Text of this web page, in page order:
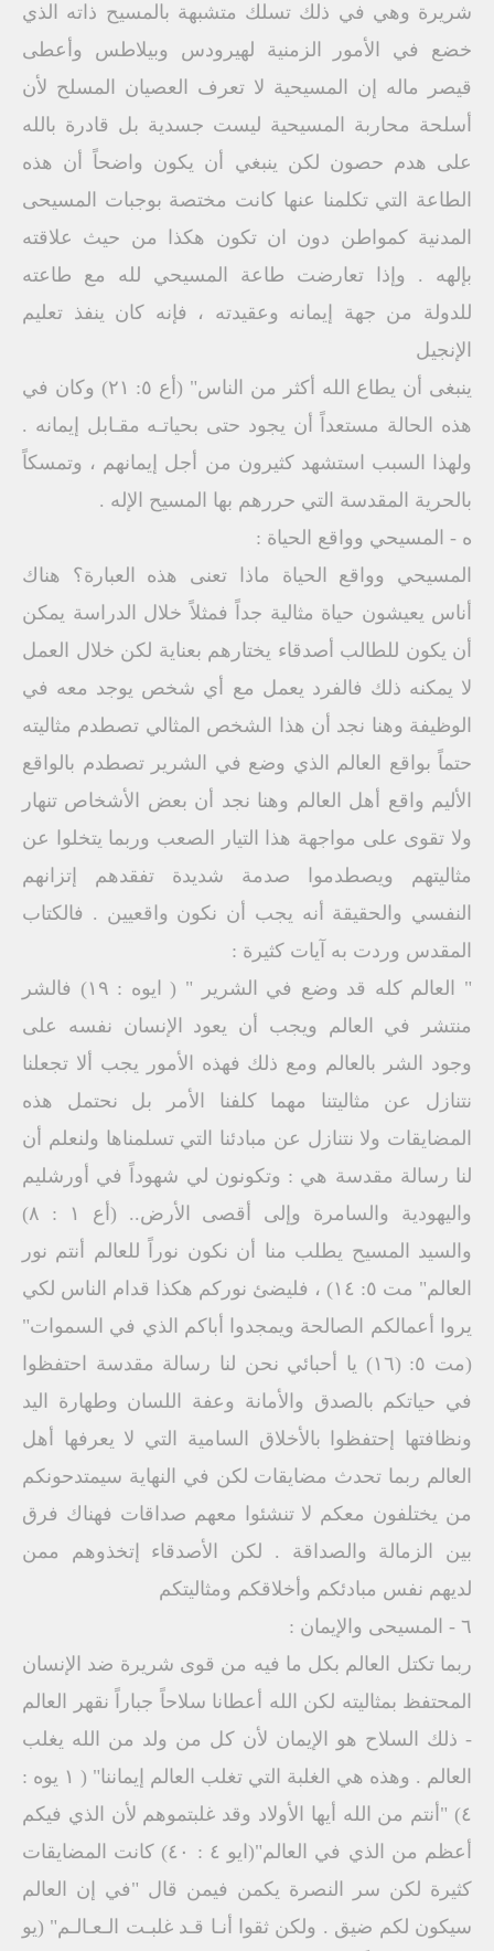
شريرة وهي في ذلك تسلك متشبهة بالمسيح ذاته الذي
خضع في الأمور الزمنية لهيرودس وبيلاطس وأعطى
قيصر ماله إن المسيحية لا تعرف العصيان المسلح لأن
أسلحة محاربة المسيحية ليست جسدية بل قادرة بالله
على هدم حصون لكن ينبغي أن يكون واضحاً أن هذه
الطاعة التي تكلمنا عنها كانت مختصة بوجبات المسيحى
المدنية كمواطن دون ان تكون هكذا من حيث علاقته
بإلهه . وإذا تعارضت طاعة المسيحي لله مع طاعته
للدولة من جهة إيمانه وعقيدته ، فإنه كان ينفذ تعليم
الإنجيل
ينبغى أن يطاع الله أكثر من الناس" (أع ٥: ٢١) وكان في
هذه الحالة مستعداً أن يجود حتى بحياتـه مقـابل إيمانه .
ولهذا السبب استشهد كثيرون من أجل إيمانهم ، وتمسكاً
بالحرية المقدسة التي حررهم بها المسيح الإله .
ه - المسيحي وواقع الحياة :
المسيحي وواقع الحياة ماذا تعنى هذه العبارة؟ هناك
أناس يعيشون حياة مثالية جداً فمثلاً خلال الدراسة يمكن
أن يكون للطالب أصدقاء يختارهم بعناية لكن خلال العمل
لا يمكنه ذلك فالفرد يعمل مع أي شخص يوجد معه في
الوظيفة وهنا نجد أن هذا الشخص المثالي تصطدم مثاليته
حتماً بواقع العالم الذي وضع في الشرير تصطدم بالواقع
الأليم واقع أهل العالم وهنا نجد أن بعض الأشخاص تنهار
ولا تقوى على مواجهة هذا التيار الصعب وربما يتخلوا عن
مثاليتهم ويصطدموا صدمة شديدة تفقدهم إتزانهم
النفسي والحقيقة أنه يجب أن نكون واقعيين . فالكتاب
المقدس وردت به آيات كثيرة :
" العالم كله قد وضع في الشرير " ( ايوه : ١٩) فالشر
منتشر في العالم ويجب أن يعود الإنسان نفسه على
وجود الشر بالعالم ومع ذلك فهذه الأمور يجب ألا تجعلنا
نتنازل عن مثاليتنا مهما كلفنا الأمر بل نحتمل هذه
المضايقات ولا نتنازل عن مبادئنا التي تسلمناها ولنعلم أن
لنا رسالة مقدسة هي : وتكونون لي شهوداً في أورشليم
واليهودية والسامرة وإلى أقصى الأرض.. (أع ۱ : ۸)
والسيد المسيح يطلب منا أن نكون نوراً للعالم أنتم نور
العالم" مت ٥: ١٤) ، فليضئ نوركم هكذا قدام الناس لكي
يروا أعمالكم الصالحة ويمجدوا أباكم الذي في السموات"
(مت ٥: (١٦) يا أحبائي نحن لنا رسالة مقدسة احتفظوا
في حياتكم بالصدق والأمانة وعفة اللسان وطهارة اليد
ونظافتها إحتفظوا بالأخلاق السامية التي لا يعرفها أهل
العالم ربما تحدث مضايقات لكن في النهاية سيمتدحونكم
من يختلفون معكم لا تنشئوا معهم صداقات فهناك فرق
بين الزمالة والصداقة . لكن الأصدقاء إتخذوهم ممن
لديهم نفس مبادئكم وأخلاقكم ومثاليتكم
٦ - المسيحى والإيمان :
ربما تكتل العالم بكل ما فيه من قوى شريرة ضد الإنسان
المحتفظ بمثاليته لكن الله أعطانا سلاحاً جباراً نقهر العالم
- ذلك السلاح هو الإيمان لأن كل من ولد من الله يغلب
العالم . وهذه هي الغلبة التي تغلب العالم إيماننا" ( ١ يوه :
٤) "أنتم من الله أيها الأولاد وقد غلبتموهم لأن الذي فيكم
أعظم من الذي في العالم"(ايو ٤ : ٤٠) كانت المضايقات
كثيرة لكن سر النصرة يكمن فيمن قال "في إن العالم
سيكون لكم ضيق . ولكن ثقوا أنـا قـد غلبـت الـعـالـم" (يو